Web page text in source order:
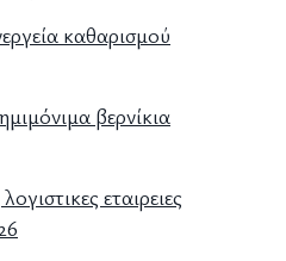
καθαρισμού
βερνίκια
εταιρειες